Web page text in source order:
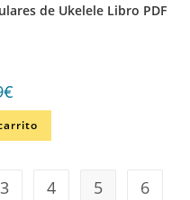
de Ukelele Libro PDF
€
3 4 5
6